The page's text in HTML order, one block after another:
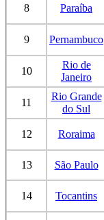
8 Paraíba
9 Pernambuco
10
Rio de
Janeiro
11
Rio Grande
do Sul
12 Roraima
13 São Paulo
14 Tocantins